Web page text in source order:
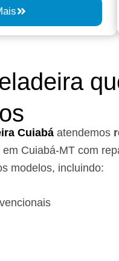
Cuiabá atendemos
em Cuiabá-MT com
modelos, incluindo: